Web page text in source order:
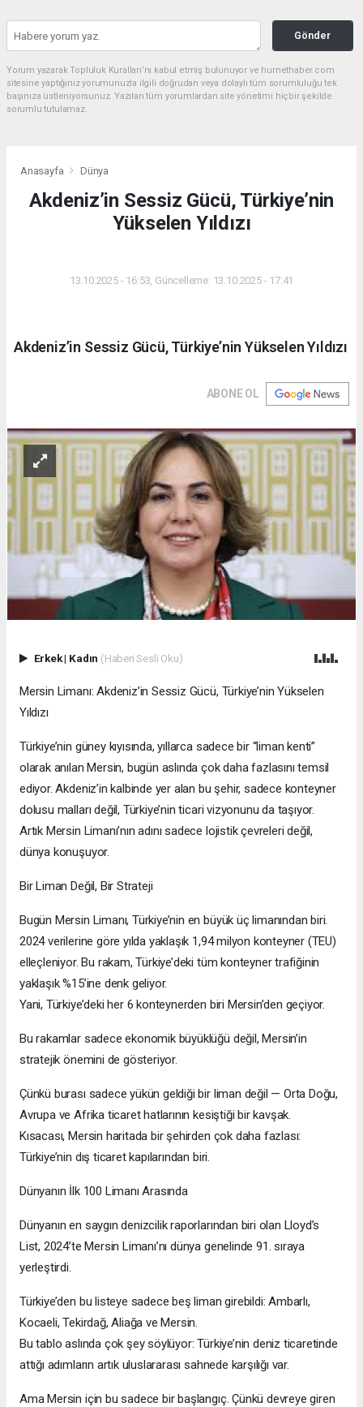
Gönder
Yorum yazarak Topluluk Kuralları’nı kabul etmiş bulunuyor ve hurnethaber.com
sitesine yaptığınız yorumunuzla ilgili doğrudan veya dolaylı tüm sorumluluğu tek
başınıza üstleniyorsunuz. Yazılan tüm yorumlardan site yönetimi hiçbir şekilde
sorumlu tutulamaz.
Anasayfa Dünya
Akdeniz’in Sessiz Gücü, Türkiye’nin
Yükselen Yıldızı
13.10.2025 - 16:53, Güncelleme: 13.10.2025 - 17:41
Akdeniz’in Sessiz Gücü, Türkiye’nin Yükselen Yıldızı
ABONE OL
Erkek| Kadın (Haberi Sesli Oku)
Mersin Limanı: Akdeniz’in Sessiz Gücü, Türkiye’nin Yükselen
Yıldızı
Türkiye’nin güney kıyısında, yıllarca sadece bir “liman kenti”
olarak anılan Mersin, bugün aslında çok daha fazlasını temsil
ediyor. Akdeniz’in kalbinde yer alan bu şehir, sadece konteyner
dolusu malları değil, Türkiye’nin ticari vizyonunu da taşıyor.
Artık Mersin Limanı’nın adını sadece lojistik çevreleri değil,
dünya konuşuyor.
Bir Liman Değil, Bir Strateji
Bugün Mersin Limanı, Türkiye’nin en büyük üç limanından biri.
2024 verilerine göre yılda yaklaşık 1,94 milyon konteyner (TEU)
elleçleniyor. Bu rakam, Türkiye’deki tüm konteyner trafiğinin
yaklaşık %15’ine denk geliyor.
Yani, Türkiye’deki her 6 konteynerden biri Mersin’den geçiyor.
Bu rakamlar sadece ekonomik büyüklüğü değil, Mersin’in
stratejik önemini de gösteriyor.
Çünkü burası sadece yükün geldiği bir liman değil — Orta Doğu,
Avrupa ve Afrika ticaret hatlarının kesiştiği bir kavşak.
Kısacası, Mersin haritada bir şehirden çok daha fazlası:
Türkiye’nin dış ticaret kapılarından biri.
Dünyanın İlk 100 Limanı Arasında
Dünyanın en saygın denizcilik raporlarından biri olan Lloyd’s
List, 2024’te Mersin Limanı’nı dünya genelinde 91. sıraya
yerleştirdi.
Türkiye’den bu listeye sadece beş liman girebildi: Ambarlı,
Kocaeli, Tekirdağ, Aliağa ve Mersin.
Bu tablo aslında çok şey söylüyor: Türkiye’nin deniz ticaretinde
attığı adımların artık uluslararası sahnede karşılığı var.
Ama Mersin için bu sadece bir başlangıç. Çünkü devreye giren